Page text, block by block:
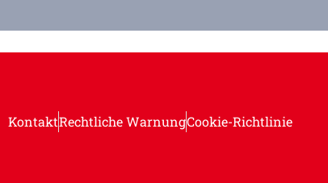
KontaktRechtliche WarnungCookie-Richtlinie